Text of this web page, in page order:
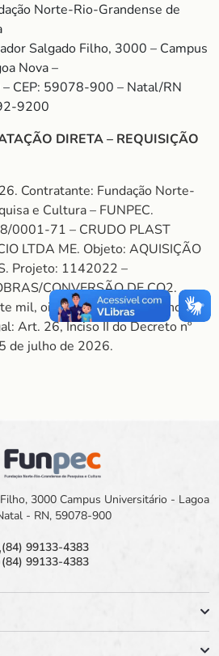
Norte-Rio-Grandense de
Salgado Filho, 3000 – Campus
Nova –
CEP: 59078-900 – Natal/RN
9200
DIRETA – REQUISIÇÃO
Contratante: Fundação Norte-
e Cultura – FUNPEC.
0001-71 – CRUDO PLAST
LTDA ME. Objeto: AQUISIÇÃO
Projeto: 1142022 –
CONVERSÃO DE CO2.
mil, oitocentos e vinte e cinco
Art. 26, Inciso II do Decreto nº
de julho de 2026.
3000 Campus Universitário - Lagoa
- RN, 59078-900
(84) 99133-4383
(84) 99133-4383